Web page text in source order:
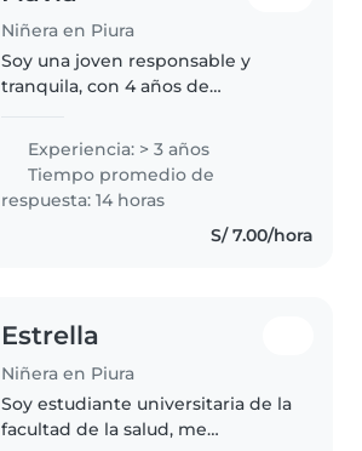
Niñera en Piura
Soy una joven responsable y
tranquila, con 4 años de
edad de guardería y primaria. He
cuidado de mis hermanos,
primos e hijos de amigos de mis
padres...
Experiencia: > 3 años
Tiempo promedio de
respuesta: 14 horas
S/ 7.00/hora
Estrella
Niñera en Piura
Soy estudiante universitaria de la
facultad de la salud, me